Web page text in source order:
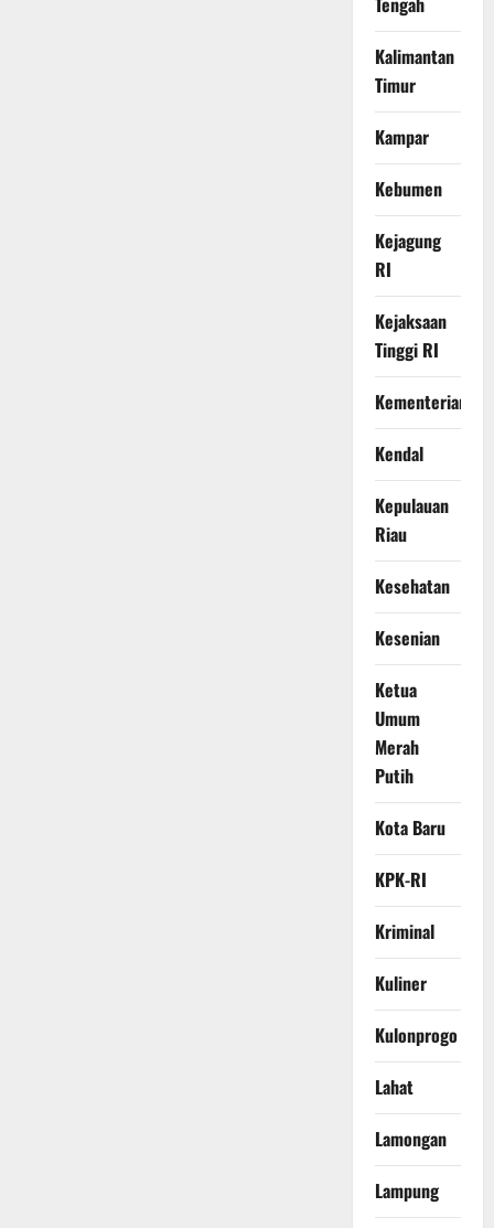
Kalimantan
Timur
Kampar
Kebumen
Kejagung
RI
Kejaksaan
Tinggi RI
Kementerian
Kendal
Kepulauan
Riau
Kesehatan
Kesenian
Ketua
Umum
Merah
Putih
Kota Baru
KPK-RI
Kriminal
Kuliner
Kulonprogo
Lahat
Lamongan
Lampung